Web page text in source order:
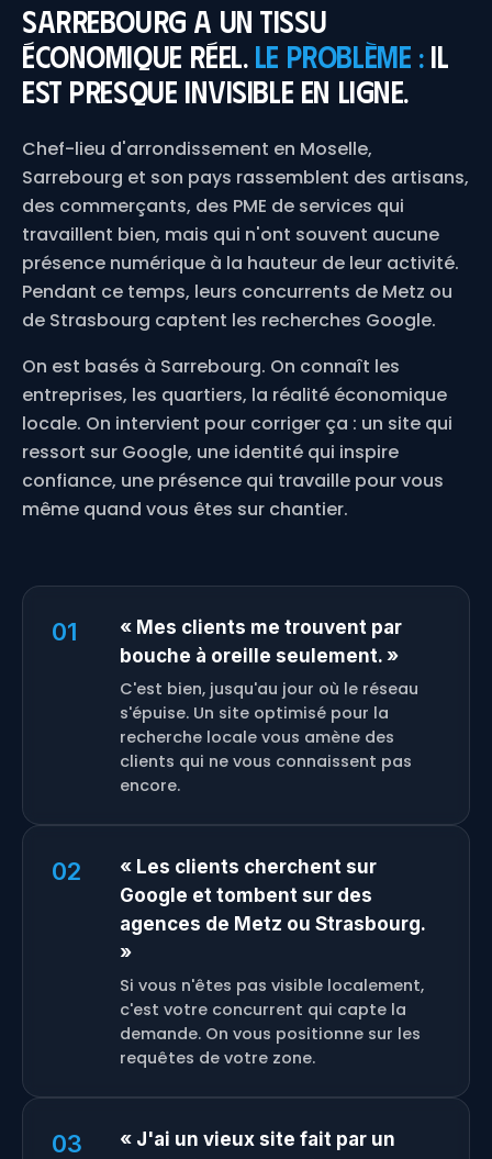
Sarrebourg a un tissu
économique réel. Le problème :il
est presque invisible en ligne.
Chef-lieu d'arrondissement en Moselle,
Sarrebourg et son pays rassemblent des artisans,
des commerçants, des PME de services qui
travaillent bien, mais qui n'ont souvent aucune
présence numérique à la hauteur de leur activité.
Pendant ce temps, leurs concurrents de Metz ou
de Strasbourg captent les recherches Google.
On est basés à Sarrebourg. On connaît les
entreprises, les quartiers, la réalité économique
locale. On intervient pour corriger ça : un site qui
ressort sur Google, une identité qui inspire
confiance, une présence qui travaille pour vous
même quand vous êtes sur chantier.
01
« Mes clients me trouvent par
bouche à oreille seulement. »
C'est bien, jusqu'au jour où le réseau
s'épuise. Un site optimisé pour la
recherche locale vous amène des
clients qui ne vous connaissent pas
encore.
02
« Les clients cherchent sur
Google et tombent sur des
agences de Metz ou Strasbourg.
»
Si vous n'êtes pas visible localement,
c'est votre concurrent qui capte la
demande. On vous positionne sur les
requêtes de votre zone.
03
« J'ai un vieux site fait par un